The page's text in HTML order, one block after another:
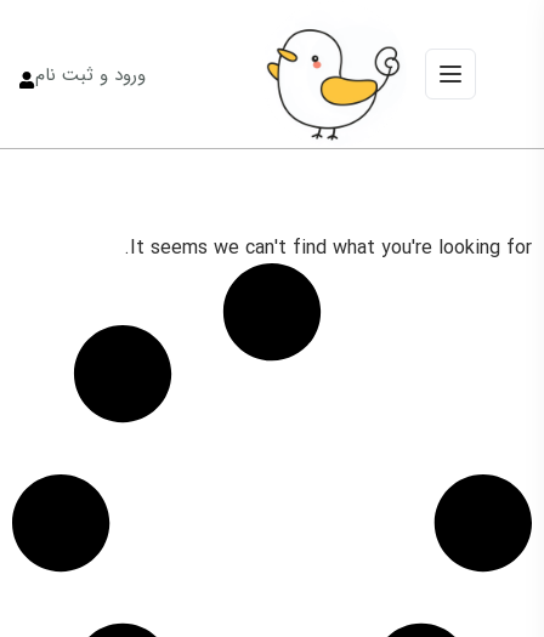
ورود و ثبت نام
It seems we can't find what you're looking for.